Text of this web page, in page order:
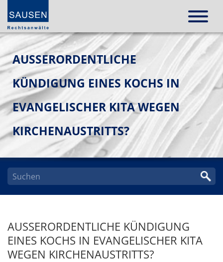
AUSSERORDENTLICHE K
ÜNDIGUNG EINES KOCHS IN E
VANGELISCHER KITA WEGEN K
IRCHENAUSTRITTS?
AUSSERORDENTLICHE KÜNDIGUNG E
INES KOCHS IN EVANGELISCHER KITA W
EGEN KIRCHENAUSTRITTS?